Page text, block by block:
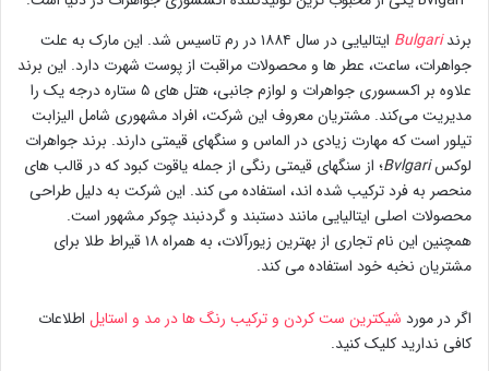
برندBulgari
ایتالیایی در سال ۱۸۸۴ در رم تاسیس شد. این مارک به علت
جواهرات، ساعت، عطر ها و محصولات مراقبت از پوست شهرت دارد. این برند
علاوه بر اکسسوری جواهرات و لوازم جانبی، هتل های ۵ ستاره درجه یک را
مدیریت می‌کند. مشتریان معروف این شرکت، افراد مشهوری شامل الیزابت
تیلور است که مهارت زیادی در الماس و سنگهای قیمتی دارند. برند جواهرات
لوکسBvlgari؛ از سنگهای قیمتی رنگی از جمله یاقوت کبود که در قالب های
منحصر به فرد ترکیب شده اند، استفاده می کند. این شرکت به دلیل طراحی
محصولات اصلی ایتالیایی مانند دستبند و گردنبند چوکر مشهور است.
همچنین این نام تجاری از بهترین زیورآلات، به همراه ۱۸ قیراط طلا برای
مشتریان نخبه خود استفاده می کند.
اگر در مورد شیکترین ست کردن و ترکیب رنگ ها در مد و استایل اطلاعات
کافی ندارید کلیک کنید.